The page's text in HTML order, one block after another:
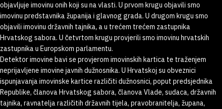
objavljuje imovinu onih koji su na vlasti. U prvom krugu objavili smo
imovinu predstavnika županija i glavnog grada. U drugom krugu smo
objavili imovinu državnih tajnika, a u trećem trećem zastupnika
Hrvatskog sabora. U četvrtom krugu provjerili smo imovinu hrvatskih
zastupnika u Europskom parlamentu.
Detektor imovine bavi se provjerom imovinskih kartica te traženjem
neprijavljene imovine javnih dužnosnika. U Hrvatskoj su obveznici
ispunjavanja imovinske kartice različiti dužnosnici, poput predsjednika
Republike, članova Hrvatskog sabora, članova Vlade, sudaca, državnih
tajnika, ravnatelja različitih državnih tijela, pravobranitelja, župana,